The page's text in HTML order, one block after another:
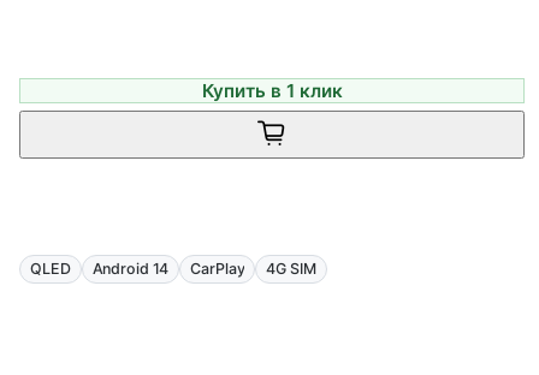
Купить в 1 клик
QLED Android 14 CarPlay 4G SIM